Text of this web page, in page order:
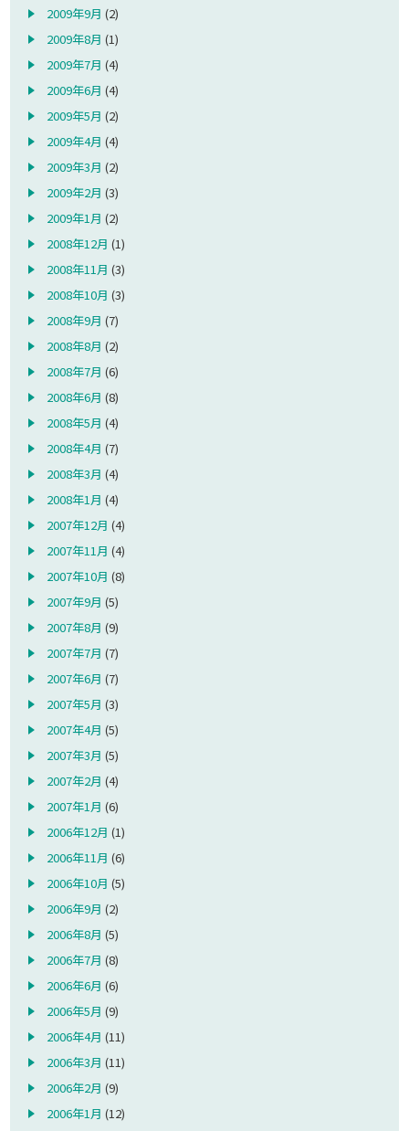
2009年9月 (2)
2009年8月 (1)
2009年7月 (4)
2009年6月 (4)
2009年5月 (2)
2009年4月 (4)
2009年3月 (2)
2009年2月 (3)
2009年1月 (2)
2008年12月 (1)
2008年11月 (3)
2008年10月 (3)
2008年9月 (7)
2008年8月 (2)
2008年7月 (6)
2008年6月 (8)
2008年5月 (4)
2008年4月 (7)
2008年3月 (4)
2008年1月 (4)
2007年12月 (4)
2007年11月 (4)
2007年10月 (8)
2007年9月 (5)
2007年8月 (9)
2007年7月 (7)
2007年6月 (7)
2007年5月 (3)
2007年4月 (5)
2007年3月 (5)
2007年2月 (4)
2007年1月 (6)
2006年12月 (1)
2006年11月 (6)
2006年10月 (5)
2006年9月 (2)
2006年8月 (5)
2006年7月 (8)
2006年6月 (6)
2006年5月 (9)
2006年4月 (11)
2006年3月 (11)
2006年2月 (9)
2006年1月 (12)